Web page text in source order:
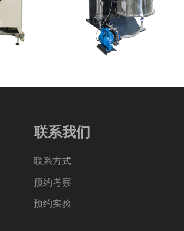
联系我们
联系方式
预约考察
预约实验